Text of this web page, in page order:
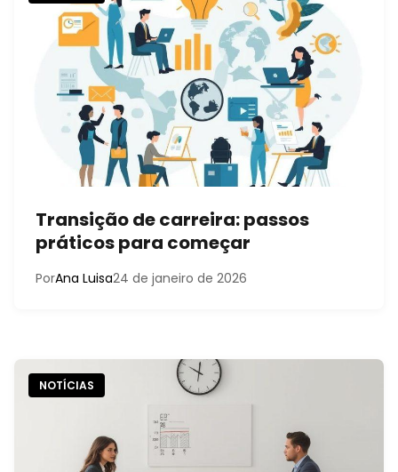
Transição de carreira: passos
práticos para começar
PorAna Luisa24 de janeiro de 2026
NOTÍCIAS